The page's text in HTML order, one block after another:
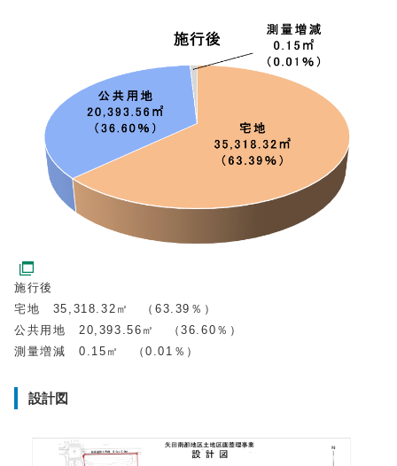
施行後
宅地 35,318.32㎡ （63.39％）
公共用地 20,393.56㎡ （36.60％）
測量増減 0.15㎡ （0.01％）
設計図